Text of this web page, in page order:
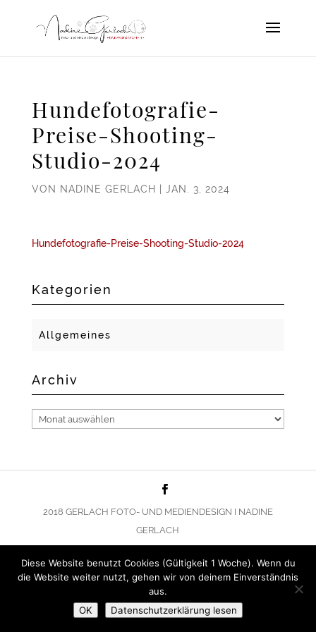
Hundefotografie-
Preise-Shooting-
Studio-2024
VON NADINE GERLACH JAN. 3, 2024
Hundefotografie-Preise-Shooting-Studio-2024
Kategorien
Allgemeines
Archiv
Archiv
2018 GERLACH FOTO- UND MEDIENDESIGN I NADINE
GERLACH
Diese Website benutzt Cookies (Gültigkeit 1 Woche). Wenn du
die Website weiter nutzt, gehen wir von deinem Einverständnis
aus.
OK
Datenschutzerklärung lesen